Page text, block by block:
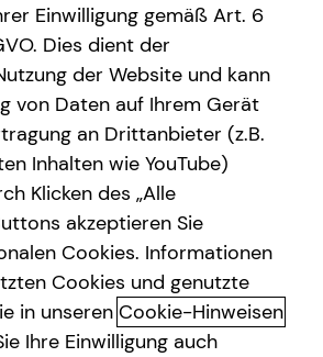
for expats
a new country comes with great
financial challenges. Let’s turn
Einwilligung gemäß Art. 6
Dies dient der
der Website und kann
von Daten auf Ihrem Gerät
an Drittanbieter (z.B.
Inhalten wie YouTube)
Klicken des „Alle
akzeptieren Sie
Cookies. Informationen
Cookies und genutzte
in unseren Cookie-Hinweisen
Ihre Einwilligung auch